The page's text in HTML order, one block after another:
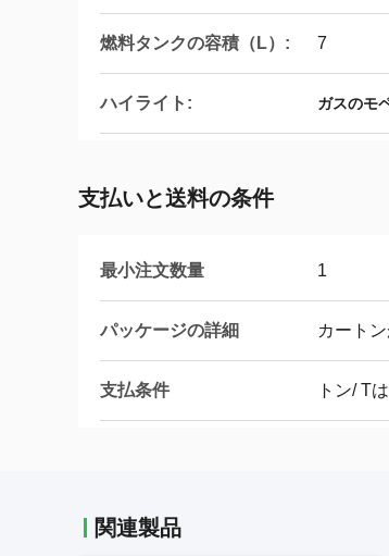
燃料タンクの容積（L）: 7
ハイライト: ガスのモ
支払いと送料の条件
最小注文数量 1
パッケージの詳細 カート
支払条件 トン/ T
関連製品